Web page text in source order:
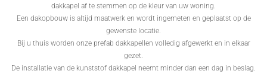
dakkapel af te stemmen op de kleur van uw woning.
Een dakopbouw is altijd maatwerk en wordt ingemeten en geplaatst op de
gewenste locatie.
Bij u thuis worden onze prefab dakkapellen volledig afgewerkt en in elkaar
gezet.
De installatie van de kunststof dakkapel neemt minder dan een dag in beslag.